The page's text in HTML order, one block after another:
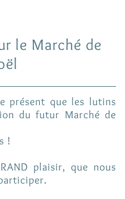
le Marché de
présent que les lutins
du futur Marché de
!
plaisir, que nous